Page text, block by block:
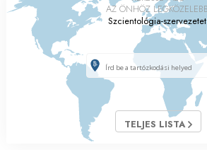
AZ ÖNHÖZ
Szcientológia-
TELJES LISTA